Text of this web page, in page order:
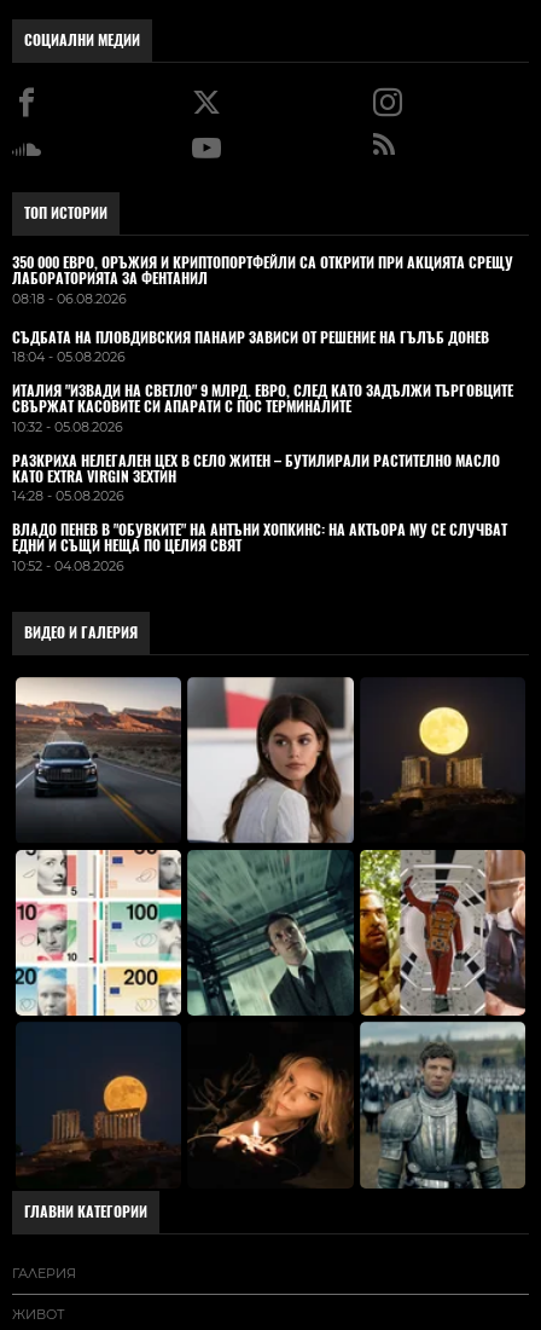
СОЦИАЛНИ МЕДИИ
ТОП ИСТОРИИ
350 000 ЕВРО, ОРЪЖИЯ И КРИПТОПОРТФЕЙЛИ СА ОТКРИТИ ПРИ АКЦИЯТА СРЕЩУ
ЛАБОРАТОРИЯТА ЗА ФЕНТАНИЛ
08:18 - 06.08.2026
СЪДБАТА НА ПЛОВДИВСКИЯ ПАНАИР ЗАВИСИ ОТ РЕШЕНИЕ НА ГЪЛЪБ ДОНЕВ
18:04 - 05.08.2026
ИТАЛИЯ "ИЗВАДИ НА СВЕТЛО" 9 МЛРД. ЕВРО, СЛЕД КАТО ЗАДЪЛЖИ ТЪРГОВЦИТЕ
СВЪРЖАТ КАСОВИТЕ СИ АПАРАТИ С ПОС ТЕРМИНАЛИТЕ
10:32 - 05.08.2026
РАЗКРИХА НЕЛЕГАЛЕН ЦЕХ В СЕЛО ЖИТЕН – БУТИЛИРАЛИ РАСТИТЕЛНО МАСЛО
КАТО EXTRA VIRGIN ЗЕХТИН
14:28 - 05.08.2026
ВЛАДO ПЕНЕВ В "ОБУВКИТЕ" НА АНТЪНИ ХОПКИНС: НА АКТЬОРА МУ СЕ СЛУЧВАТ
ЕДНИ И СЪЩИ НЕЩА ПО ЦЕЛИЯ СВЯТ
10:52 - 04.08.2026
ВИДЕО И ГАЛЕРИЯ
ГЛАВНИ КАТЕГОРИИ
ГАЛЕРИЯ
ЖИВОТ